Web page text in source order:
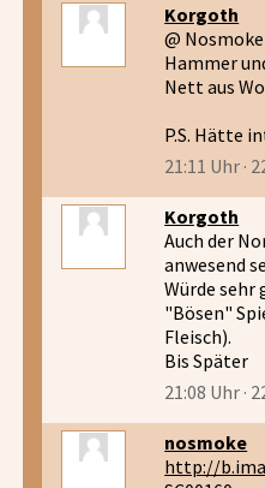
Korgoth
@ Nosmoke
Hammer
Nett aus
P.S. Hätte
21:11 Uhr ·
Korgoth
Auch der
anwesend
Würde sehr
"Bösen"
Fleisch).
Bis Später
21:08 Uhr ·
nosmoke
http://